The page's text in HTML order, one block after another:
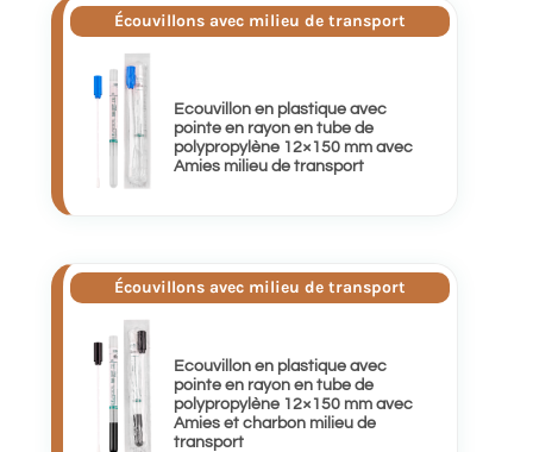
Écouvillons avec milieu de transport
Ecouvillon en plastique avec
pointe en rayon en tube de
polypropylène 12×150 mm avec
Amies milieu de transport
Écouvillons avec milieu de transport
Ecouvillon en plastique avec
pointe en rayon en tube de
polypropylène 12×150 mm avec
Amies et charbon milieu de
transport